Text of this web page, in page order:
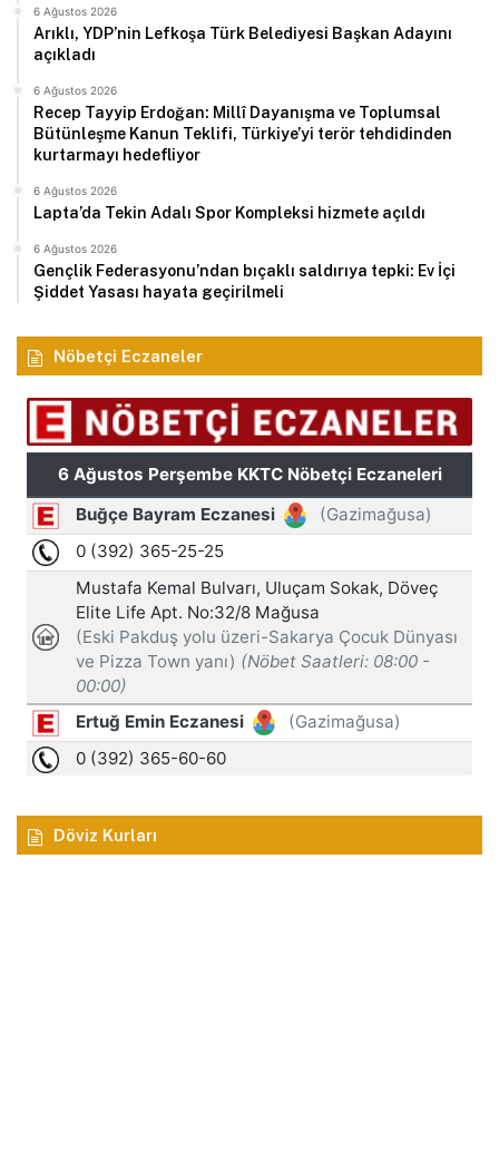
6 Ağustos 2026
Arıklı, YDP’nin Lefkoşa Türk Belediyesi Başkan Adayını
açıkladı
6 Ağustos 2026
Recep Tayyip Erdoğan: Millî Dayanışma ve Toplumsal
Bütünleşme Kanun Teklifi, Türkiye’yi terör tehdidinden
kurtarmayı hedefliyor
6 Ağustos 2026
Lapta’da Tekin Adalı Spor Kompleksi hizmete açıldı
6 Ağustos 2026
Gençlik Federasyonu’ndan bıçaklı saldırıya tepki: Ev İçi
Şiddet Yasası hayata geçirilmeli
Nöbetçi Eczaneler
Döviz Kurları